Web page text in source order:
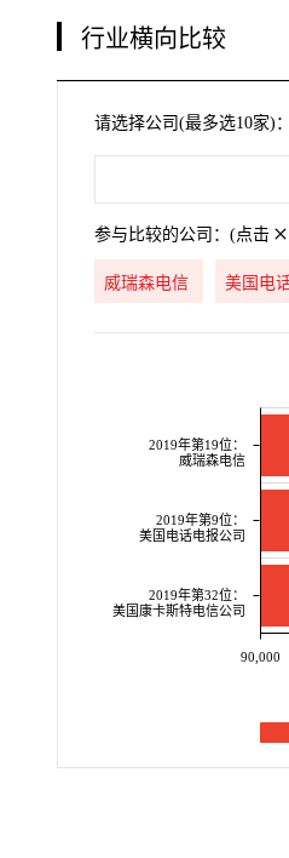
行业横向比较
请选择公司(最多选10家)：
参与比较的公司：(点击
威瑞森电信 美国电
2019年第19位：
威瑞森电信
2019年第9位：
美国电话电报公司
2019年第32位：
美国康卡斯特电信公司
90,000